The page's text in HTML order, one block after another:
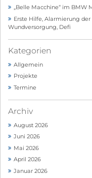
„Belle Macchine“ im BMW
Erste Hilfe, Alarmierung
Wundversorgung, Defi
Kategorien
Allgemein
Projekte
Termine
Archiv
August 2026
Juni 2026
Mai 2026
April 2026
Januar 2026